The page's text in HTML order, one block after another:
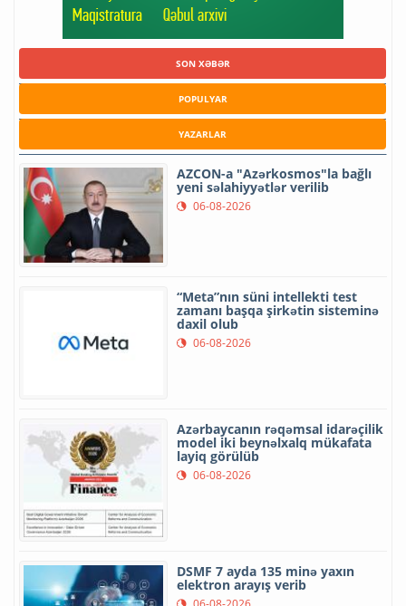
SON XƏBƏR
POPULYAR
YAZARLAR
AZCON-a "Azərkosmos"la bağlı
yeni səlahiyyətlər verilib
06-08-2026
“Meta”nın süni intellekti test
zamanı başqa şirkətin sisteminə
daxil olub
06-08-2026
Azərbaycanın rəqəmsal idarəçilik
model iki beynəlxalq mükafata
layiq görülüb
06-08-2026
DSMF 7 ayda 135 minə yaxın
elektron arayış verib